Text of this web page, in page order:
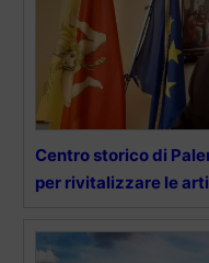
Centro storico di
per rivitalizzare le